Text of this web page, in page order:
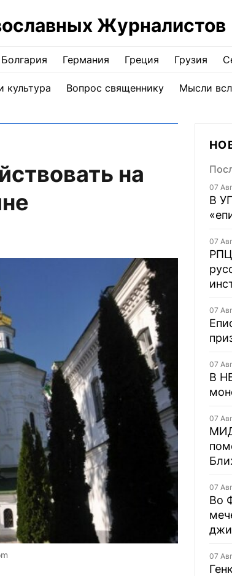
Журналистов
Болгария Германия Греция Грузия
культура Вопрос священнику Мысли
на
07
В
07
07
07
В
07
07
Во
07